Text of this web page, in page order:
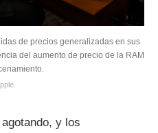
de precios generalizadas en sus
del aumento de precio de la RAM
y los